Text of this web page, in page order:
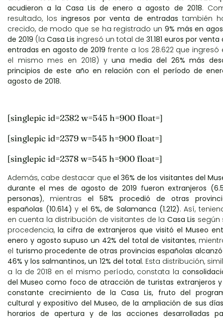
acudieron a la Casa Lis de enero a agosto de 2018.
resultado, los ingresos por venta de entradas también
crecido, de modo que se ha registrado un 9% más en
de 2019 (la Casa Lis ingresó un total de 31.181 euros por venta
entradas en agosto de 2019 frente a los 28.622 que ingresó
el mismo mes en 2018) yuna media del 26% más
principios de este año en relación con el período de
agosto de 2018.
[singlepic id=2382 w=545 h=900 float=]
[singlepic id=2379 w=545 h=900 float=]
[singlepic id=2378 w=545 h=900 float=]
Además, cabe destacar que el 36% de los visitantes del
durante el mes de agosto de 2019 fueron extranjeros
personas), mientras el 58% procedió de otras
españolas (10.614) yel 6%, de Salamanca (1.212). Así,
en cuenta la distribución de visitantes de la Casa Lis según
procedencia, la cifra de extranjeros que visitó el Museo
enero y agosto supuso un 42% del total de visitantes,
el turismo procedente de otras provincias españolas
46% y los salmantinos, un 12% del total. Esta distribución,
a la de 2018 en el mismo período, constata la
del Museo como foco de atracción de turistas extranjeros
constante crecimiento de la Casa Lis, fruto del
cultural y expositivo del Museo, de la ampliación de sus
horarios de apertura y de las acciones desarrolladas